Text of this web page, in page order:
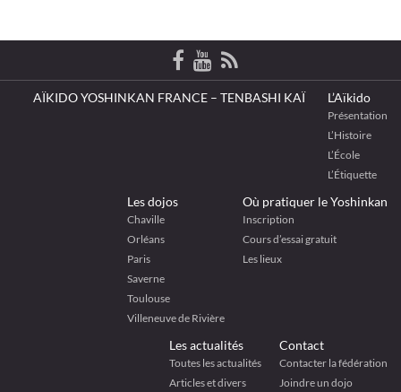
AÏKIDO YOSHINKAN FRANCE – TENBASHI KAÏ L’Aïkido
Présentation
L’Histoire
L’École
L’Étiquette
Les dojos
Chaville
Orléans
Paris
Saverne
Toulouse
Villeneuve de Rivière
Où pratiquer le Yoshinkan
Inscription
Cours d’essai gratuit
Les lieux
Les actualités
Toutes les actualités
Articles et divers
Contact
Contacter la fédération
Joindre un dojo